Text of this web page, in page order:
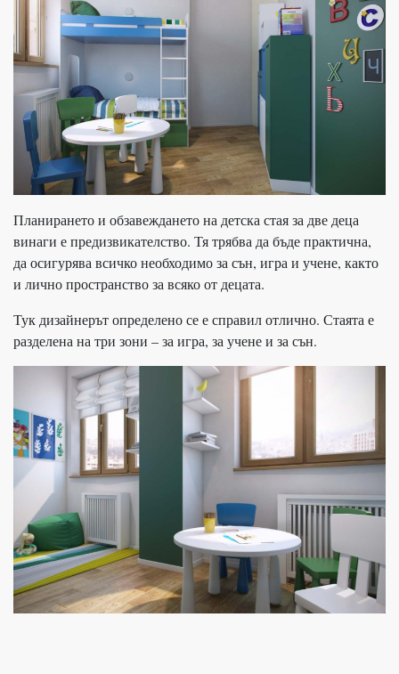
Планирането и обзавеждането на детска стая за две деца
винаги е предизвикателство. Тя трябва да бъде практична,
да осигурява всичко необходимо за сън, игра и учене, както
и лично пространство за всяко от децата.
Тук дизайнерът определено се е справил отлично. Стаята е
разделена на три зони – за игра, за учене и за сън.